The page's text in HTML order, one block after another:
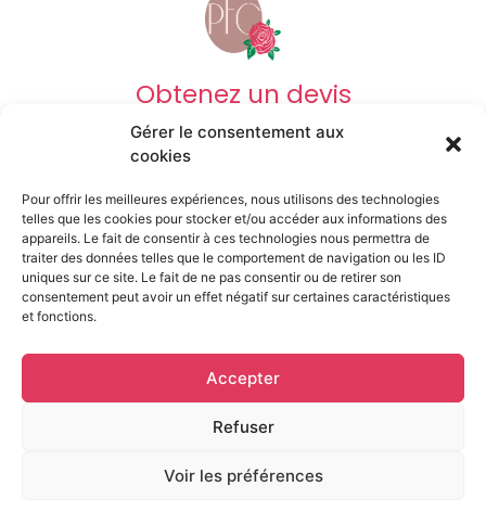
Gérer le consentement aux
cookies
Pour offrir les meilleures expériences, nous utilisons des technologies
telles que les cookies pour stocker et/ou accéder aux informations des
appareils. Le fait de consentir à ces technologies nous permettra de
traiter des données telles que le comportement de navigation ou les ID
uniques sur ce site. Le fait de ne pas consentir ou de retirer son
consentement peut avoir un effet négatif sur certaines caractéristiques
et fonctions.
Accepter
Refuser
Voir les préférences
Obtenez un devis
DEVIS OBSÈQUES
DEVIS PRÉVOYANCE
DEVIS MARBRERIE
Mentions légales
© Pompes funèbresdu Centre • 2023 • Tout droits
reservés